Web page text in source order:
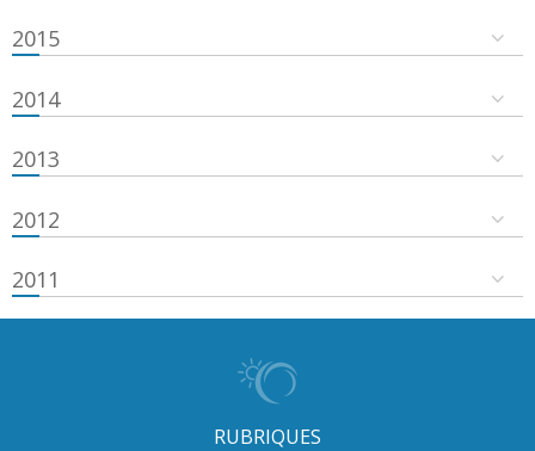
2015
2014
2013
2012
2011
RUBRIQUES